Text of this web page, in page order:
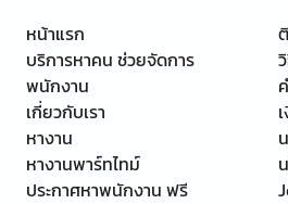
หน้าแรก
บริการหาคน ช่วยจัดการ
พนักงาน
เกี่ยวกับเรา
หางาน
หางานพาร์ทไทม์
ประกาศหาพนักงาน ฟรี